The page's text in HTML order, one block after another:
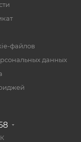
файлов
данных